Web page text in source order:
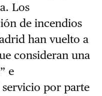
Los
de incendios
han vuelto a
consideran una
e
por parte